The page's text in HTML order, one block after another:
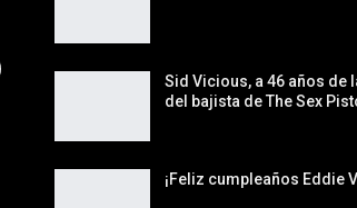
Sid Vicious, a 46 años de
del bajista de The Sex
¡Feliz cumpleaños Eddie